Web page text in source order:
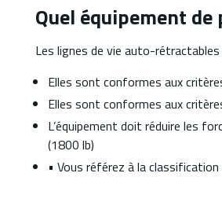
Quel équipement
Les lignes de vie auto-
Elles sont conformes aux
Elles sont conformes aux
L’équipement doit réduire les
(1800 lb)
• Vous référez à la